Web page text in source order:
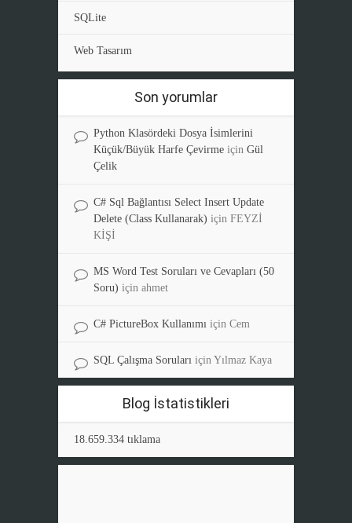
SQLite
Web Tasarım
Son yorumlar
Python Klasördeki Dosya İsimlerini
Küçük/Büyük Harfe Çevirme için Gül
Çelik
C# Sql Bağlantısı Select Insert Update
Delete (Class Kullanarak) için FEYZİ
KİŞİ
MS Word Test Soruları ve Cevapları (50
Soru) için ahmet
C# PictureBox Kullanımı için Cem
SQL Çalışma Soruları için Yılmaz Kaya
Blog İstatistikleri
18.659.334 tıklama